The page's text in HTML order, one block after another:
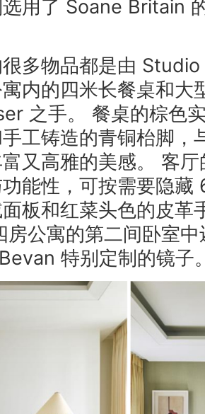
用了 Soane Britain
物品都是由 Studio
内的四米长餐桌和大
之手。 餐桌的棕色
工铸造的青铜枱脚，
又高雅的美感。 客
能性，可按需要隐藏
板和红菜头色的皮革
房公寓的第二间卧室
特别定制的镜子